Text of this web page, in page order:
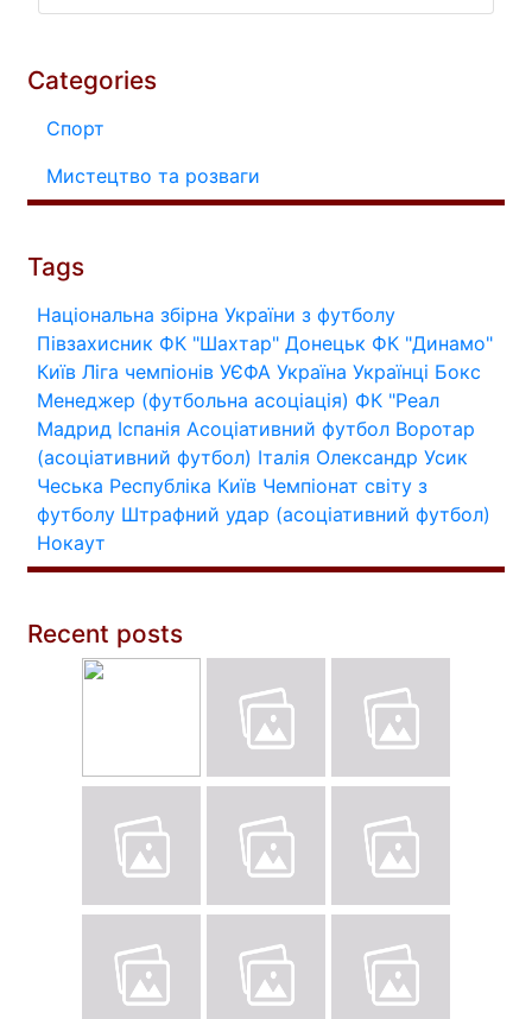
Categories
Спорт
Мистецтво та розваги
Tags
Національна збірна України з футболу
Півзахисник ФК "Шахтар" Донецьк ФК "Динамо"
Київ Ліга чемпіонів УЄФА Україна Українці Бокс
Менеджер (футбольна асоціація) ФК "Реал
Мадрид Іспанія Асоціативний футбол Воротар
(асоціативний футбол) Італія Олександр Усик
Чеська Республіка Київ Чемпіонат світу з
футболу Штрафний удар (асоціативний футбол)
Нокаут
Recent posts